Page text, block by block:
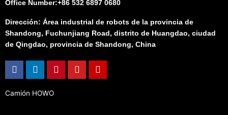
Office Number:+86 532 6897 0680
Dirección: Área industrial de robots de la provincia de
Shandong, Fuchunjiang Road, distrito de Huangdao, ciudad
de Qingdao, provincia de Shandong, China
Facebook
LinkedinPinterestYoutubeInstagram
Camión HOWO